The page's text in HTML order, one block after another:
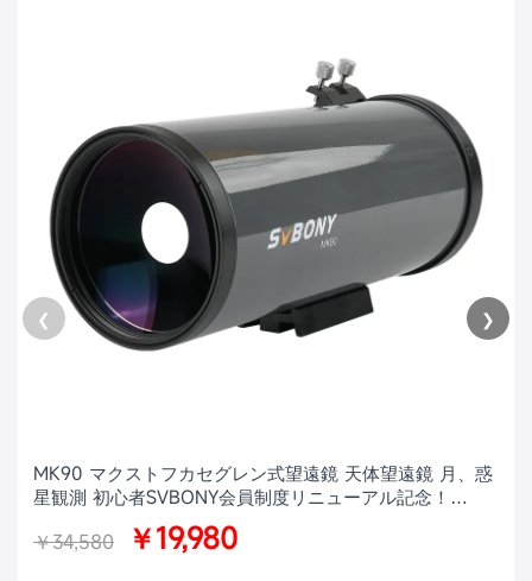
❮
MK90 マクストフカセグレン式望遠鏡 天体望遠鏡 月、惑
星観測 初心者SVBONY会員制度リニューアル記念！
MK90特別価格キャンペーン【訳ありアウトレット × 数量
限定】
￥34,580 ￥19,980
❯